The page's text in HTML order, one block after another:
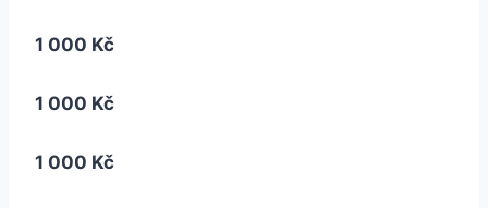
1 000 Kč
1 000 Kč
1 000 Kč